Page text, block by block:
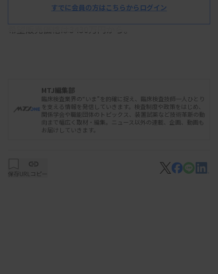
こともできるという。
希望販売価格は3430万円から。
すでに会員の方はこちらからログイン
MTJ編集部
臨床検査業界の“いま”を的確に捉え、臨床検査技師一人ひとり
を支える情報を発信していきます。検査制度や政策をはじめ、
関係学会や職能団体のトピックス、装置試薬など技術革新の動
向まで幅広く取材・編集。ニュース以外の連載、企画、動画も
お届けしていきます。
保存URLコピー